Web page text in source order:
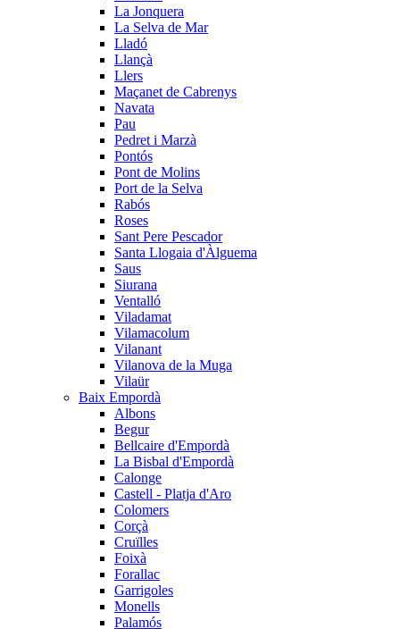
La Jonquera
La Selva de Mar
Lladó
Llançà
Llers
Maçanet de Cabrenys
Navata
Pau
Pedret i Marzà
Pontós
Pont de Molins
Port de la Selva
Rabós
Roses
Sant Pere Pescador
Santa Llogaia d'Àlguema
Saus
Siurana
Ventalló
Viladamat
Vilamacolum
Vilanant
Vilanova de la Muga
Vilaür
Baix Empordà
Albons
Begur
Bellcaire d'Empordà
La Bisbal d'Empordà
Calonge
Castell - Platja d'Aro
Colomers
Corçà
Cruïlles
Foixà
Forallac
Garrigoles
Monells
Palamós